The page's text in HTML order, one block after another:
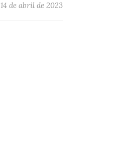
14 de abril de 2023